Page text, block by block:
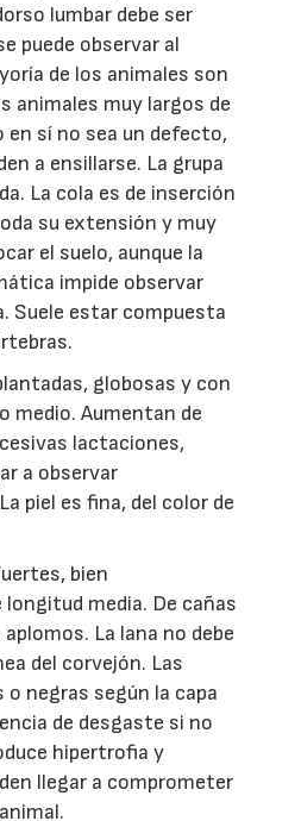
lumbar debe ser
puede observar al
de los animales son
animales muy largos de
en sí no sea un defecto,
a ensillarse. La grupa
La cola es de inserción
su extensión y muy
el suelo, aunque la
impide observar
Suele estar compuesta
globosas y con
medio. Aumentan de
lactaciones,
a observar
piel es fina, del color de
bien
longitud media. De cañas
La lana no debe
del corvejón. Las
o negras según la capa
de desgaste si no
hipertrofia y
llegar a comprometer